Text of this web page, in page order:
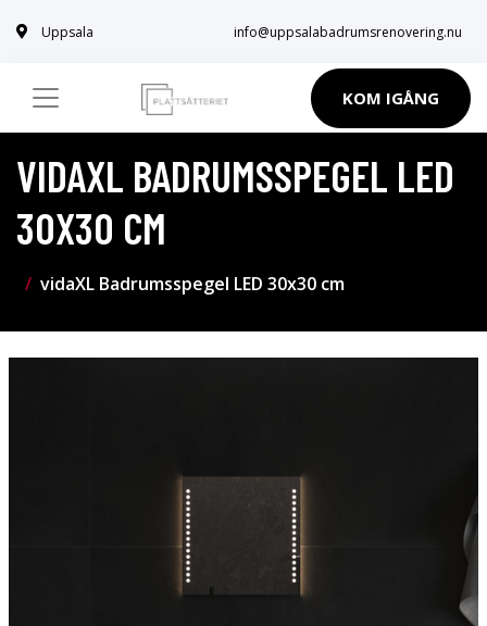
Uppsala info@uppsalabadrumsrenovering.nu
KOM IGÅNG
VIDAXL BADRUMSSPEGEL LED
30X30 CM
vidaXL Badrumsspegel LED 30x30 cm